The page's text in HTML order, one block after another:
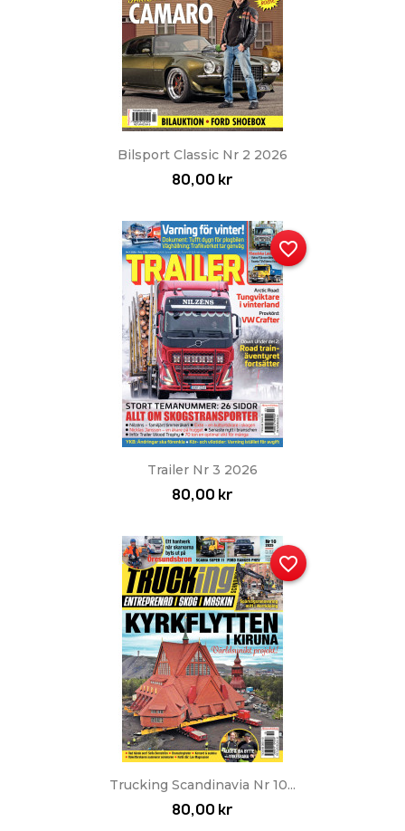
Bilsport Classic Nr 2 2026
80,00 kr
Trailer Nr 3 2026
80,00 kr
favorite_border
Trucking Scandinavia Nr 10...
80,00 kr
favorite_border